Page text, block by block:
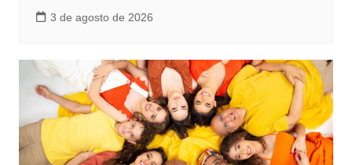
3 de agosto de 2026